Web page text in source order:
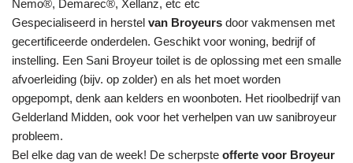
Nemo®, Demarec®, Xellanz, etc etc
Gespecialiseerd in herstel van Broyeurs door vakmensen met
gecertificeerde onderdelen. Geschikt voor woning, bedrijf of
instelling. Een Sani Broyeur toilet is de oplossing met een smalle
afvoerleiding (bijv. op zolder) en als het moet worden
opgepompt, denk aan kelders en woonboten. Het rioolbedrijf van
Gelderland Midden, ook voor het verhelpen van uw sanibroyeur
probleem.
Bel elke dag van de week! De scherpste offerte voor Broyeur